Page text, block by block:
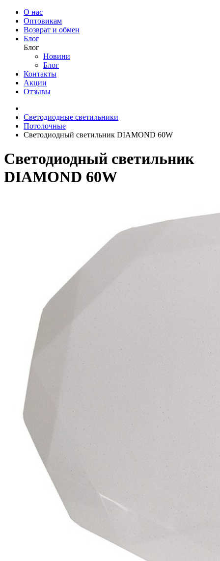
О нас
Оптовикам
Возврат и обмен
Блог
Блог
Новини
Блог
Контакты
Акции
Отзывы
Светодиодные светильники
Потолочные
Светодиодный светильник DIAMOND 60W
Светодиодный светильник
DIAMOND 60W